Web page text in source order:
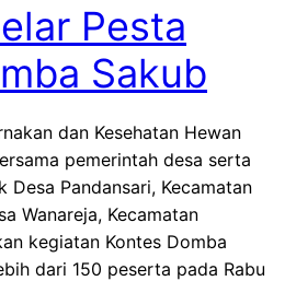
Pesta
Sakub
dan Kesehatan Hewan
pemerintah desa serta
Pandansari, Kecamatan
Wanareja, Kecamatan
kegiatan Kontes Domba
dari 150 peserta pada Rabu